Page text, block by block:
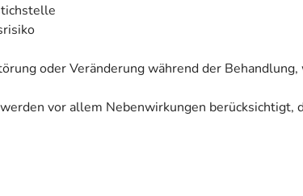
oder Veränderung während der
vor allem Nebenwirkungen